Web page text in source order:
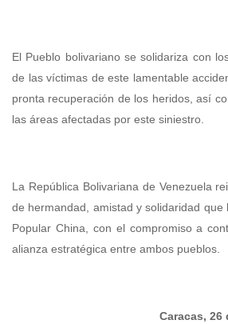
El Pueblo bolivariano se solidariza con
de las víctimas de este lamentable
pronta recuperación de los heridos, así
las áreas afectadas por este siniestro.
La República Bolivariana de Venezuela
de hermandad, amistad y solidaridad que
Popular China, con el compromiso a
alianza estratégica entre ambos pueblos.
Caracas, 26